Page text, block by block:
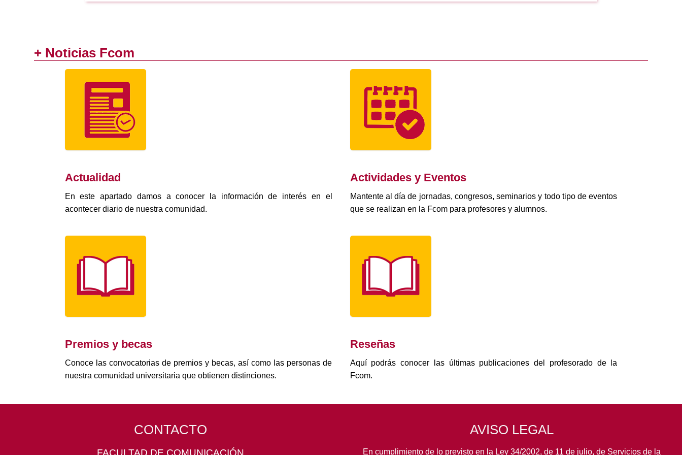
+ Noticias Fcom
Actualidad
En este apartado damos a conocer la información de interés en el
acontecer diario de nuestra comunidad.
Actividades y Eventos
Mantente al día de jornadas, congresos, seminarios y todo tipo de eventos
que se realizan en la Fcom para profesores y alumnos.
Premios y becas
Conoce las convocatorias de premios y becas, así como las personas de
nuestra comunidad universitaria que obtienen distinciones.
Reseñas
Aquí podrás conocer las últimas publicaciones del profesorado de la
Fcom.
CONTACTO
FACULTAD DE COMUNICACIÓN
AVISO LEGAL
En cumplimiento de lo previsto en la Ley 34/2002, de 11 de julio, de Servicios de la